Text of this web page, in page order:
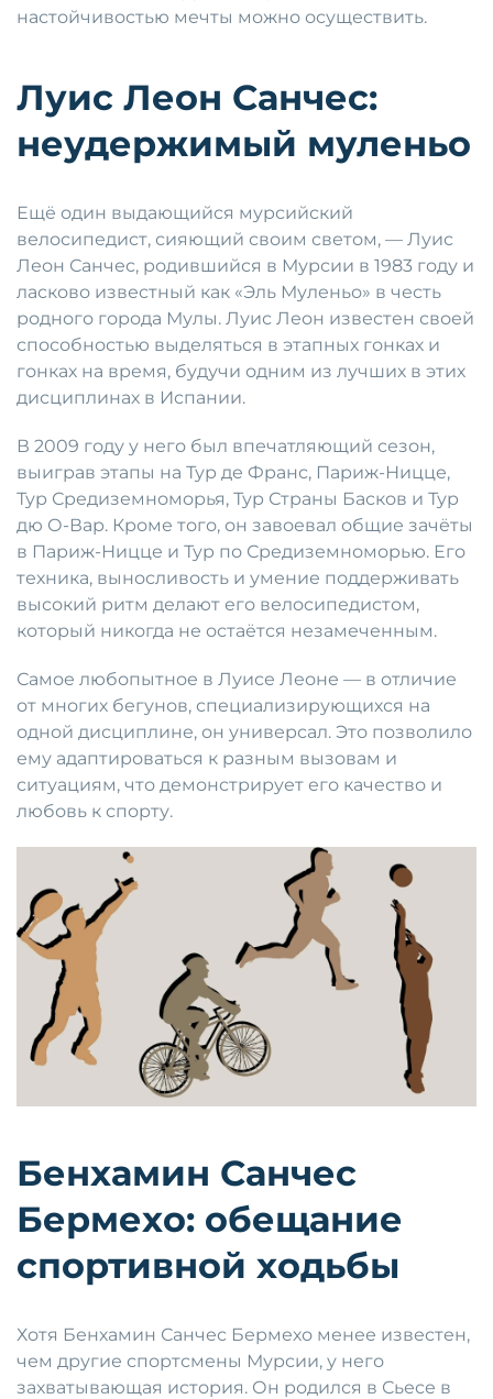
настойчивостью мечты можно осуществить.
Луис Леон Санчес:
неудержимый муленьо
Ещё один выдающийся мурсийский
велосипедист, сияющий своим светом, — Луис
Леон Санчес, родившийся в Мурсии в 1983 году и
ласково известный как «Эль Муленьо» в честь
родного города Мулы. Луис Леон известен своей
способностью выделяться в этапных гонках и
гонках на время, будучи одним из лучших в этих
дисциплинах в Испании.
В 2009 году у него был впечатляющий сезон,
выиграв этапы на Тур де Франс, Париж-Ницце,
Тур Средиземноморья, Тур Страны Басков и Тур
дю О-Вар. Кроме того, он завоевал общие зачёты
в Париж-Ницце и Тур по Средиземноморью. Его
техника, выносливость и умение поддерживать
высокий ритм делают его велосипедистом,
который никогда не остаётся незамеченным.
Самое любопытное в Луисе Леоне — в отличие
от многих бегунов, специализирующихся на
одной дисциплине, он универсал. Это позволило
ему адаптироваться к разным вызовам и
ситуациям, что демонстрирует его качество и
любовь к спорту.
Бенхамин Санчес
Бермехо: обещание
спортивной ходьбы
Хотя Бенхамин Санчес Бермехо менее известен,
чем другие спортсмены Мурсии, у него
захватывающая история. Он родился в Сьесе в